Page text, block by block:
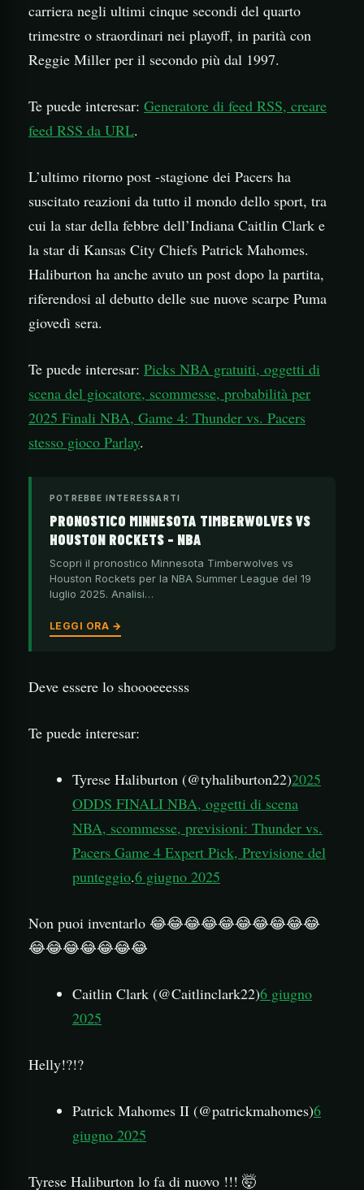
carriera negli ultimi cinque secondi del quarto
trimestre o straordinari nei playoff, in parità con
Reggie Miller per il secondo più dal 1997.
Te puede interesar: Generatore di feed RSS, creare
feed RSS da URL.
L’ultimo ritorno post -stagione dei Pacers ha
suscitato reazioni da tutto il mondo dello sport, tra
cui la star della febbre dell’Indiana Caitlin Clark e
la star di Kansas City Chiefs Patrick Mahomes.
Haliburton ha anche avuto un post dopo la partita,
riferendosi al debutto delle sue nuove scarpe Puma
giovedì sera.
Te puede interesar: Picks NBA gratuiti, oggetti di
scena del giocatore, scommesse, probabilità per
2025 Finali NBA, Game 4: Thunder vs. Pacers
stesso gioco Parlay.
POTREBBE INTERESSARTI
PRONOSTICO MINNESOTA TIMBERWOLVES VS
HOUSTON ROCKETS – NBA
Scopri il pronostico Minnesota Timberwolves vs
Houston Rockets per la NBA Summer League del 19
luglio 2025. Analisi…
LEGGI ORA →
Deve essere lo shoooeeesss
Te puede interesar:
Tyrese Haliburton (@tyhaliburton22)2025
ODDS FINALI NBA, oggetti di scena
NBA, scommesse, previsioni: Thunder vs.
Pacers Game 4 Expert Pick, Previsione del
punteggio.6 giugno 2025
Non puoi inventarlo 😂😂😂😂😂😂😂😂😂😂
😂😂😂😂😂😂😂
Caitlin Clark (@Caitlinclark22)6 giugno
2025
Helly!?!?
Patrick Mahomes II (@patrickmahomes)6
giugno 2025
Tyrese Haliburton lo fa di nuovo !!! 🤯